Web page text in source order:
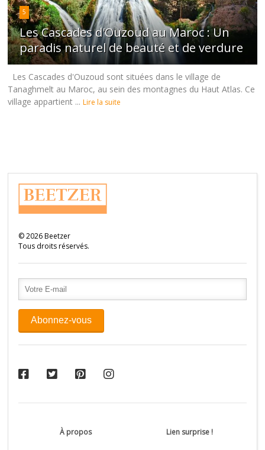
5
Les Cascades d'Ouzoud au Maroc : Un
paradis naturel de beauté et de verdure
Les Cascades d'Ouzoud sont situées dans le village de
Tanaghmelt au Maroc, au sein des montagnes du Haut Atlas. Ce
village appartient ... Lire la suite
©2026Beetzer
Tous droits réservés.
À propos Lien surprise !